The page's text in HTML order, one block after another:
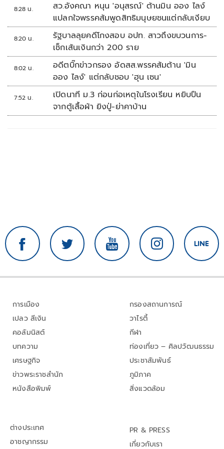
8:28 น.
สว.อังคณา หนุน 'อนุสรณ์' ต้านมิน ออง ไลง์
แปลกใจพรรคส้มพูดสิทธิมนุษยชนแต่กลับเงียบ
8:20 น.
รัฐบาลลุยคดีโกงสอบ อปท. สาวถึงขบวนการ-
เช็กเส้นเงินกว่า 200 ราย
8:02 น.
อดีตบิ๊กข่าวกรอง อัดสส.พรรคส้มต้าน 'มิน
ออง ไลง์' แต่กลับชอบ 'ฮุน เซน'
7:52 น.
เปิดนาที ม.3 ก่อนก่อเหตุในโรงเรียน หยิบปืน
จากตู้เสื้อผ้า ยิงปู่-ย่าคาบ้าน
การเมือง
เปลว สีเงิน
คอลัมนิสต์
บทความ
เศรษฐกิจ
ข่าวพระราชสำนัก
หนังสือพิมพ์
กรองสถานการณ์
วาไรตี้
กีฬา
ท่องเที่ยว – ศิลปวัฒนธรรม
ประชาสัมพันธ์
ภูมิภาค
สิ่งแวดล้อม
ต่างประเทศ
อาชญากรรม
PR & PRESS
เกี่ยวกับเรา